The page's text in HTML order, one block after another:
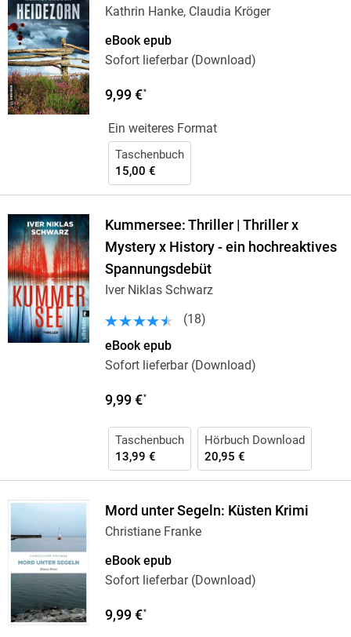
Kathrin Hanke, Claudia Kröger
eBook epub
Sofort lieferbar (Download)
9,99 €*
Ein weiteres Format
Taschenbuch
15,00 €
Kummersee: Thriller | Thriller x
Mystery x History - ein hochreaktives
Spannungsdebüt
Iver Niklas Schwarz
(18)
eBook epub
Sofort lieferbar (Download)
9,99 €*
Taschenbuch
13,99 €
Hörbuch Download
20,95 €
Mord unter Segeln: Küsten Krimi
Christiane Franke
eBook epub
Sofort lieferbar (Download)
9,99 €*